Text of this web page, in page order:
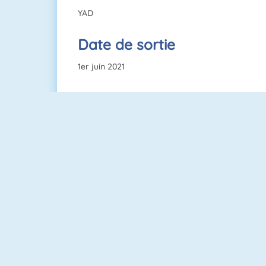
YAD
Date de sortie
1er juin 2021